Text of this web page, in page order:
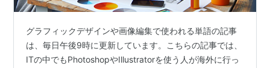
グラフィックデザインや画像編集で使われる単語の記事
は、毎日午後9時に更新しています。こちらの記事では、
ITの中でもPhotoshopやIllustratorを使う人が海外に行っ